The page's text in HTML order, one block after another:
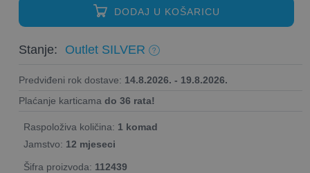
DODAJ U KOŠARICU
Stanje: Outlet SILVER
Predviđeni rok dostave: 14.8.2026. - 19.8.2026.
Plaćanje karticama do 36 rata!
Raspoloživa količina: 1 komad
Jamstvo: 12 mjeseci
Šifra proizvoda: 112439